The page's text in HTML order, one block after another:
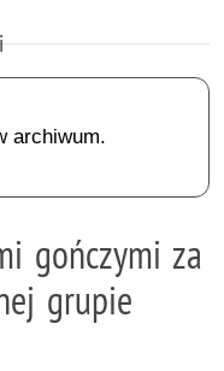
archiwum.
gończymi za
grupie